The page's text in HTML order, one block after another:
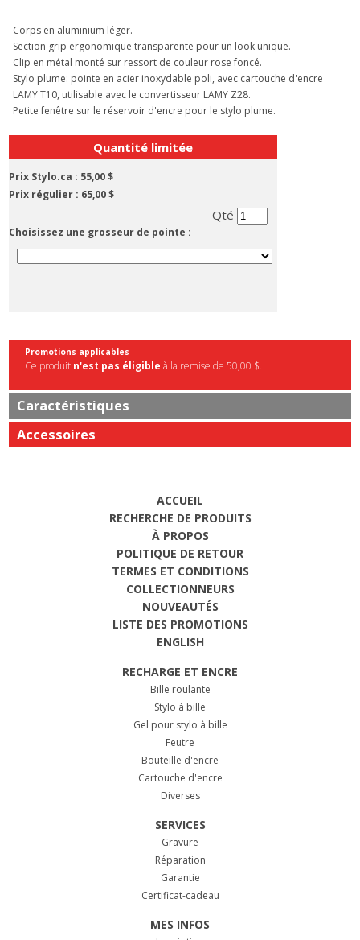
Corps en aluminium léger.
Section grip ergonomique transparente pour un look unique.
Clip en métal monté sur ressort de couleur rose foncé.
Stylo plume: pointe en acier inoxydable poli, avec cartouche d'encre
LAMY T10, utilisable avec le convertisseur LAMY Z28.
Petite fenêtre sur le réservoir d'encre pour le stylo plume.
Quantité limitée
Prix Stylo.ca : 55,00 $
Prix régulier : 65,00 $
Qté
Choisissez une grosseur de pointe :
Promotions applicables
Ce produit n'est pas éligible à la remise de 50,00 $.
Caractéristiques
Accessoires
ACCUEIL
RECHERCHE DE PRODUITS
À PROPOS
POLITIQUE DE RETOUR
TERMES ET CONDITIONS
COLLECTIONNEURS
NOUVEAUTÉS
LISTE DES PROMOTIONS
ENGLISH
RECHARGE ET ENCRE
Bille roulante
Stylo à bille
Gel pour stylo à bille
Feutre
Bouteille d'encre
Cartouche d'encre
Diverses
SERVICES
Gravure
Réparation
Garantie
Certificat-cadeau
MES INFOS